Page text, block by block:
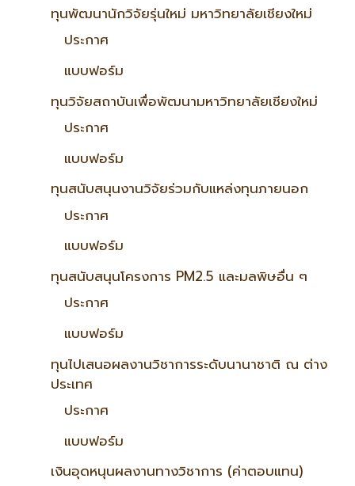
ทุนพัฒนานักวิจัยรุ่นใหม่ มหาวิทยาลัยเชียงใหม่
ประกาศ
แบบฟอร์ม
ทุนวิจัยสถาบันเพื่อพัฒนามหาวิทยาลัยเชียงใหม่
ประกาศ
แบบฟอร์ม
ทุนสนับสนุนงานวิจัยร่วมกับแหล่งทุนภายนอก
ประกาศ
แบบฟอร์ม
ทุนสนับสนุนโครงการ PM2.5 และมลพิษอื่น ๆ
ประกาศ
แบบฟอร์ม
ทุนไปเสนอผลงานวิชาการระดับนานาชาติ ณ ต่าง
ประเทศ
ประกาศ
แบบฟอร์ม
เงินอุดหนุนผลงานทางวิชาการ (ค่าตอบแทน)